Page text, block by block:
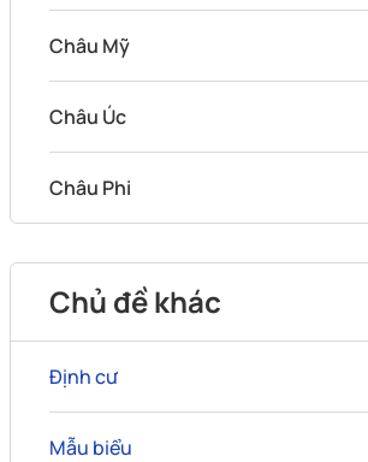
Châu Mỹ
Châu Úc
Châu Phi
Chủ đề khác
Định cư
Mẫu biểu